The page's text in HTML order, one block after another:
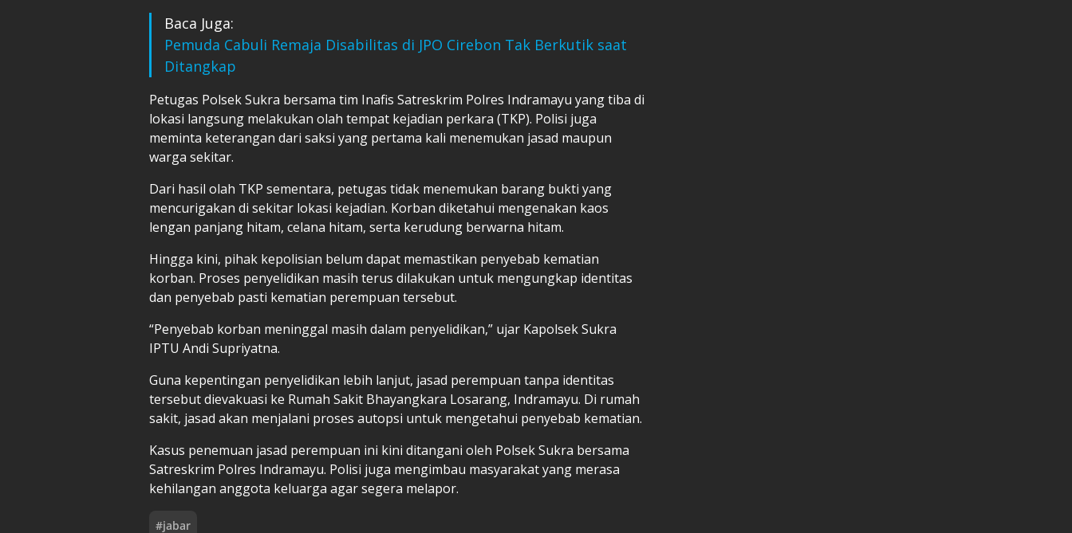
Baca Juga:
Pemuda Cabuli Remaja Disabilitas di JPO Cirebon Tak Berkutik saat
Ditangkap
Petugas Polsek Sukra bersama tim Inafis Satreskrim Polres Indramayu yang tiba di
lokasi langsung melakukan olah tempat kejadian perkara (TKP). Polisi juga
meminta keterangan dari saksi yang pertama kali menemukan jasad maupun
warga sekitar.
Dari hasil olah TKP sementara, petugas tidak menemukan barang bukti yang
mencurigakan di sekitar lokasi kejadian. Korban diketahui mengenakan kaos
lengan panjang hitam, celana hitam, serta kerudung berwarna hitam.
Hingga kini, pihak kepolisian belum dapat memastikan penyebab kematian
korban. Proses penyelidikan masih terus dilakukan untuk mengungkap identitas
dan penyebab pasti kematian perempuan tersebut.
“Penyebab korban meninggal masih dalam penyelidikan,” ujar Kapolsek Sukra
IPTU Andi Supriyatna.
Guna kepentingan penyelidikan lebih lanjut, jasad perempuan tanpa identitas
tersebut dievakuasi ke Rumah Sakit Bhayangkara Losarang, Indramayu. Di rumah
sakit, jasad akan menjalani proses autopsi untuk mengetahui penyebab kematian.
Kasus penemuan jasad perempuan ini kini ditangani oleh Polsek Sukra bersama
Satreskrim Polres Indramayu. Polisi juga mengimbau masyarakat yang merasa
kehilangan anggota keluarga agar segera melapor.
#jabar